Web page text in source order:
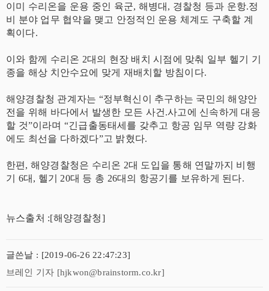
이미 수리온을 운용 중인 육군, 해병대, 경찰청 등과 운항.정
비 분야 업무 협약을 맺고 안정적인 운용 체계도 구축할 계
획이다.
이와 함께 수리온 2대의 현장 배치 시점에 맞춰 일부 헬기 기
종을 해상 치안수요에 맞게 재배치할 방침이다.
해양경찰청 관계자는 “정부혁신이 추구하는 국민의 해양안
전을 위해 바다에서 발생한 모든 사건.사고에 신속하게 대응
할 것”이라며 “긴급출동태세를 갖추고 항공 임무 역량 강화
에도 최선을 다하겠다”고 밝혔다.
한편, 해양경찰청은 수리온 2대 도입을 통해 연말까지 비행
기 6대, 헬기 20대 등 총 26대의 항공기를 보유하게 된다.
뉴스출처 :[해양경찰청]
글쓴날 : [2019-06-26 22:47:23]
브레인 기자 [hjkwon@brainstorm.co.kr]